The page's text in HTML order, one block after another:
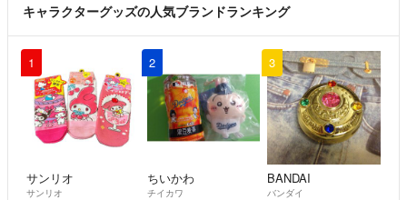
キャラクターグッズの人気ブランドランキング
1
サンリオ
サンリオ
2
ちいかわ
チイカワ
3
BANDAI
バンダイ